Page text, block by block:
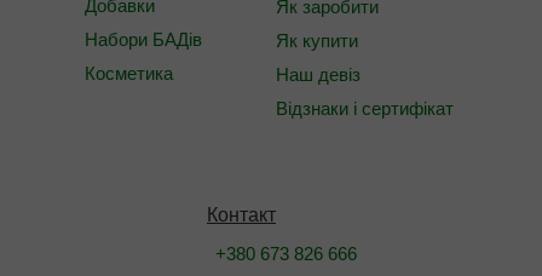
Добавки
Набори БАДів
Косметика
Як заробити
Як купити
Наш девіз
Відзнаки і сертифікат
Контакт
+380 673 826 666